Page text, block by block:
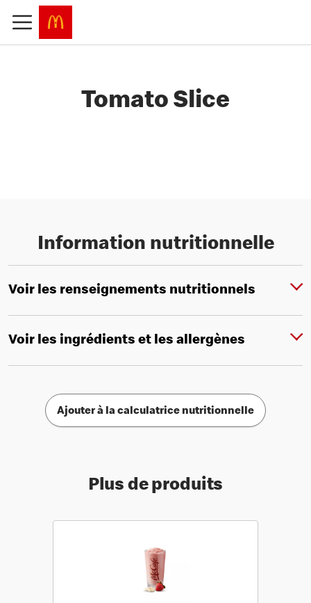
Tomato Slice
Information nutritionnelle
Voir les renseignements nutritionnels
Voir les ingrédients et les allergènes
Ajouter à la calculatrice nutritionnelle
Plus de produits